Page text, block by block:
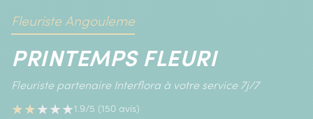
Fleuriste Angouleme
PRINTEMPS FLEURI
Fleuriste partenaire Interflora à votre service 7j/7
★★★★★1.9/5 (150 avis)